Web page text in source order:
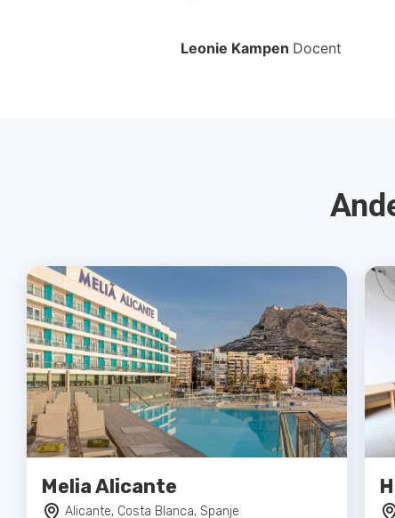
Leonie Kampen Docent
Melia Alicante
Alicante, Costa Blanca, Spanje